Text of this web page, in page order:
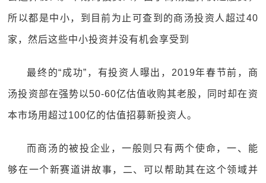
所以都是中小，到目前为止可查到的商汤投资人超过40
家，然后这些中小投资并没有机会享受到
最终的“成功”，有投资人曝出，2019年春节前，商
汤投资部在强势以50-60亿估值收购其老股，同时却在资
本市场用超过100亿的估值招募新投资人。
而商汤的被投企业，一般则只有两个使命，一、能
够在一个新赛道讲故事，二、可以帮助其在这个领域并